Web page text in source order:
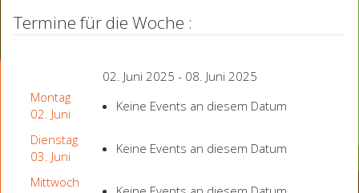
Termine für die Woche :
02. Juni 2025 - 08. Juni 2025
Montag
02. Juni
Keine Events an diesem Datum
Dienstag
03. Juni
Keine Events an diesem Datum
Mittwoch